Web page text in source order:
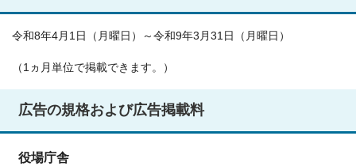
令和8年4月1日（月曜日）～令和9年3月31日（月曜日）
（1ヵ月単位で掲載できます。）
広告の規格および広告掲載料
役場庁舎